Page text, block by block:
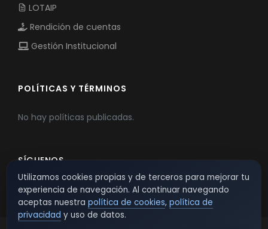
LOTAIP
Rendición de cuentas
Gestión Institucional
POLÍTICAS Y TÉRMINOS
No hay políticas publicadas.
SÍGUENOS
Utilizamos cookies propias y de terceros para mejorar tu
experiencia de navegación. Al continuar navegando
aceptas nuestra política de cookies, política de
privacidad y uso de datos.